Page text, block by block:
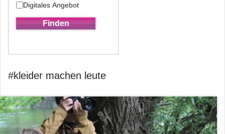
Digitales Angebot
#kleider machen leute